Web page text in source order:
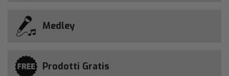
Medley
Prodotti Gratis